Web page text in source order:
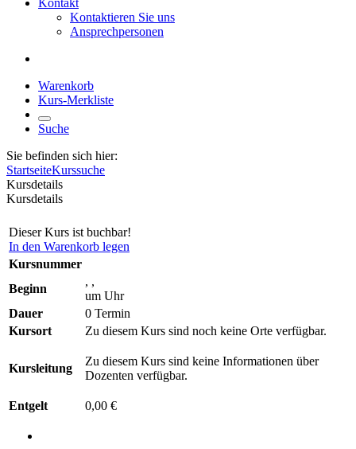
Kontakt
Kontaktieren Sie uns
Ansprechpersonen
Warenkorb
Kurs-Merkliste
Suche
Sie befinden sich hier:
StartseiteKurssuche
Kursdetails
Kursdetails
Dieser Kurs ist buchbar!
In den Warenkorb legen
Kursnummer
Beginn
, ,
um Uhr
Dauer
0 Termin
Kursort
Zu diesem Kurs sind noch keine Orte verfügbar.
Kursleitung
Zu diesem Kurs sind keine Informationen über
Dozenten verfügbar.
Entgelt 0,00 €